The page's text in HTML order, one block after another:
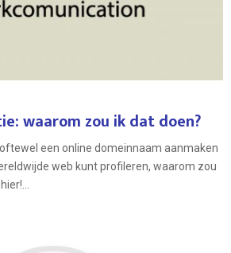
waarom zou ik dat doen?
een online domeinnaam aanmaken
web kunt profileren, waarom zou